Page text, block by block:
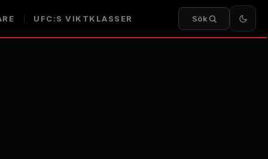
UFC:S VIKTKLASSER Sök